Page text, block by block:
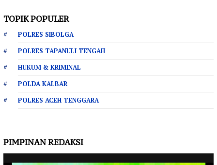
TOPIK POPULER
POLRES SIBOLGA
POLRES TAPANULI TENGAH
HUKUM & KRIMINAL
POLDA KALBAR
POLRES ACEH TENGGARA
PIMPINAN REDAKSI